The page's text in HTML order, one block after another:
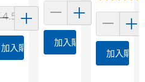
4.5 (113)
加入購物車 加入購物車
加入購物